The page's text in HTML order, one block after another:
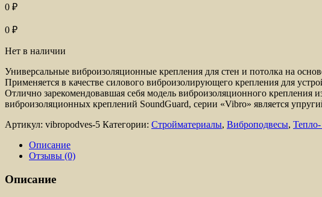
0 ₽
0 ₽
Нет в наличии
Универсальные виброизоляционные крепления для стен и потолка на
Применяется в качестве силового виброизолирующего крепления для
Отлично зарекомендовавшая себя модель виброизоляционного крепления
виброизоляционных креплений SoundGuard, серии «Vibro» является
Артикул: vibropodves-5 Категории: Стройматериалы, Виброподвесы,
Описание
Отзывы (0)
Описание